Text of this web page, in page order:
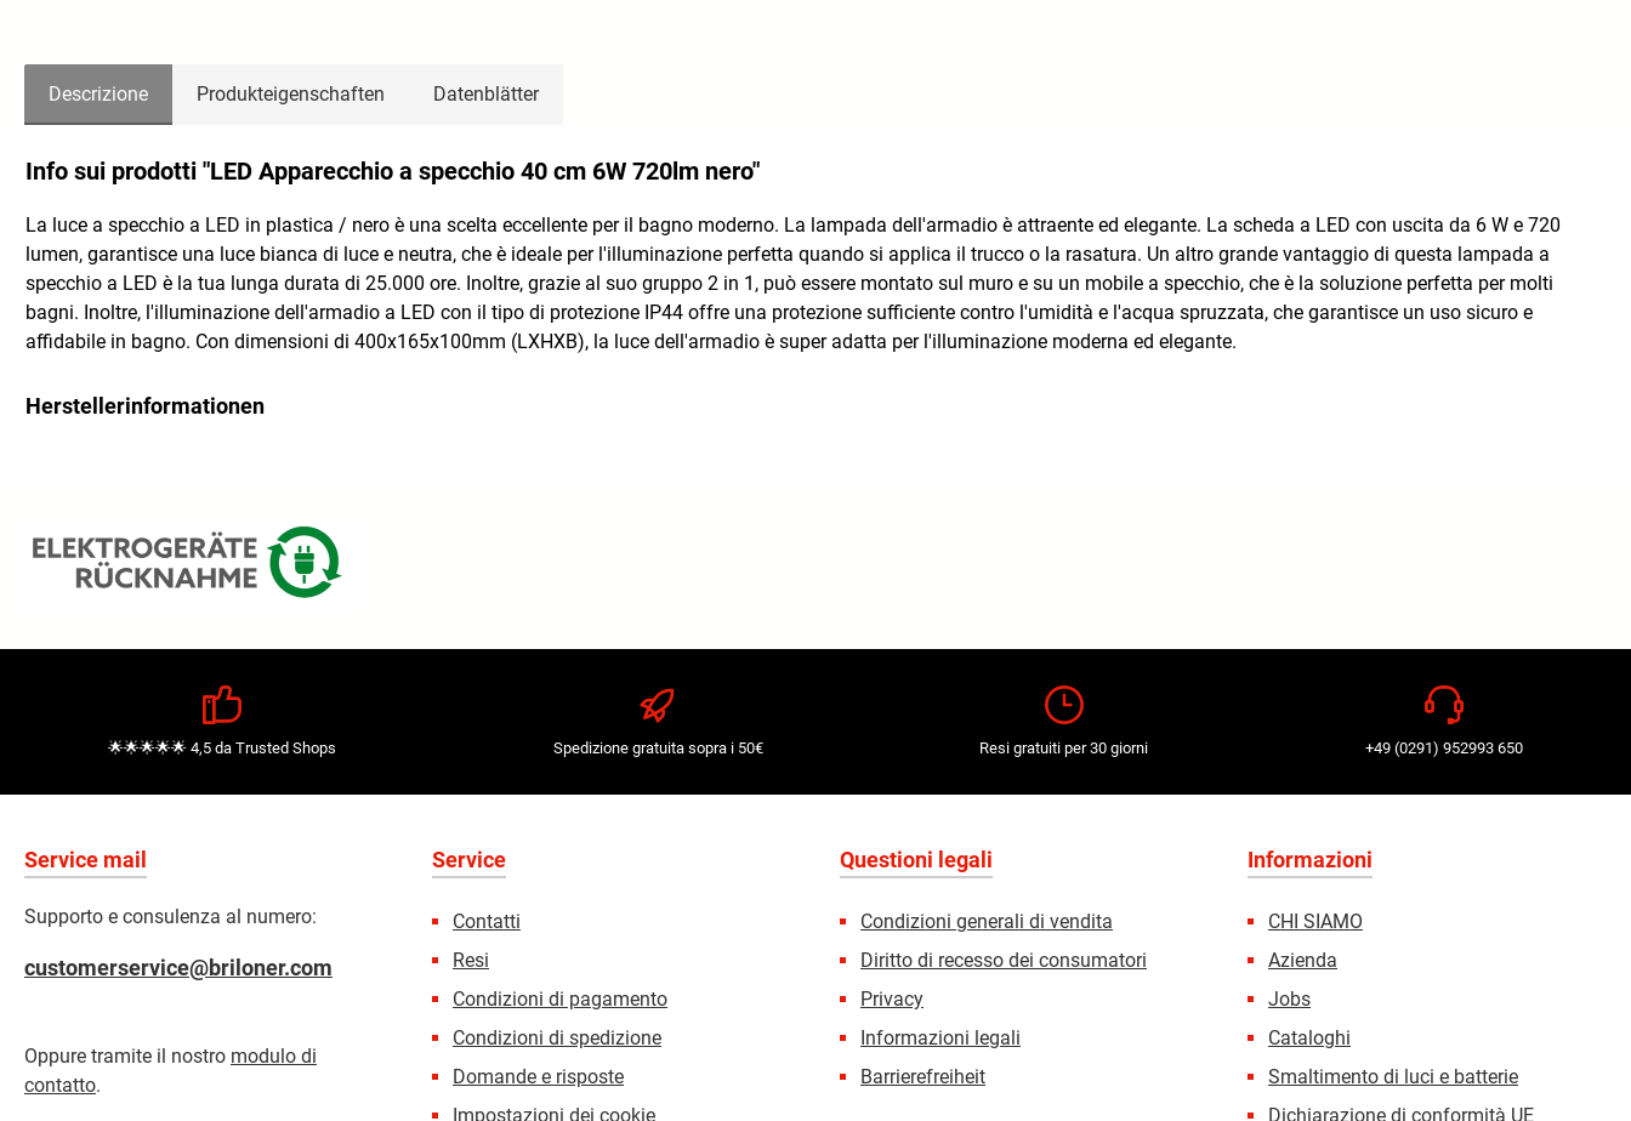
Descrizione Produkteigenschaften Datenblätter
Info sui prodotti "LED Apparecchio a specchio 40 cm 6W 720lm nero"
La luce a specchio a LED in plastica / nero è una scelta eccellente per il bagno moderno. La lampada dell'armadio è attraente ed elegante. La scheda a LED con uscita da 6 W e 720
lumen, garantisce una luce bianca di luce e neutra, che è ideale per l'illuminazione perfetta quando si applica il trucco o la rasatura. Un altro grande vantaggio di questa lampada a
specchio a LED è la tua lunga durata di 25.000 ore. Inoltre, grazie al suo gruppo 2 in 1, può essere montato sul muro e su un mobile a specchio, che è la soluzione perfetta per molti
bagni. Inoltre, l'illuminazione dell'armadio a LED con il tipo di protezione IP44 offre una protezione sufficiente contro l'umidità e l'acqua spruzzata, che garantisce un uso sicuro e
affidabile in bagno. Con dimensioni di 400x165x100mm (LXHXB), la luce dell'armadio è super adatta per l'illuminazione moderna ed elegante.
Herstellerinformationen
🌟🌟🌟🌟🌟 4,5 da Trusted Shops Spedizione gratuita sopra i 50€ Resi gratuiti per 30 giorni +49 (0291) 952993 650
Service mail
Supporto e consulenza al numero:
customerservice@briloner.com
Oppure tramite il nostro modulo di
contatto.
Service
Contatti
Resi
Condizioni di pagamento
Condizioni di spedizione
Domande e risposte
Impostazioni dei cookie
Questioni legali
Condizioni generali di vendita
Diritto di recesso dei consumatori
Privacy
Informazioni legali
Barrierefreiheit
Informazioni
CHI SIAMO
Azienda
Jobs
Cataloghi
Smaltimento di luci e batterie
Dichiarazione di conformità UE